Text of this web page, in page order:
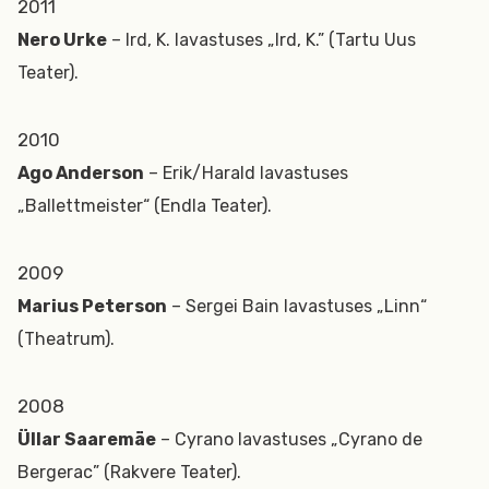
2011
Nero Urke – Ird, K. lavastuses „Ird, K.” (Tartu Uus
Teater).
2010
Ago Anderson – Erik/Harald lavastuses
„Ballettmeister“ (Endla Teater).
2009
Marius Peterson – Sergei Bain lavastuses „Linn“
(Theatrum).
2008
Üllar Saaremäe – Cyrano lavastuses „Cyrano de
Bergerac” (Rakvere Teater).